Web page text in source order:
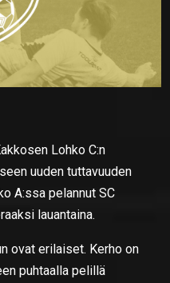
Lohko C:n
uuden tuttavuuden
A:ssa pelannut SC
lauantaina.
ovat erilaiset. Kerho on
puhtaalla pelillä